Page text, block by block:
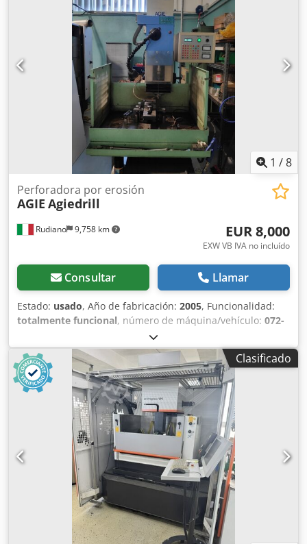
1 /8
Rudiano 9,758 km
Perforadora por erosión
AGIE Agiedrill
EUR 8,000
EXW VB IVA no incluído
Consultar Llamar
Estado: usado, Año de fabricación: 2005, Funcionalidad:
totalmente funcional, número de máquina/vehículo: 072-
300 kg
mm, recorrido del eje Y:200 mm, recorrido del eje Z:300
mm, altura total:1,940 mm , longitud total:1,340 mm,
ancho total:900 mm, tipo de corriente de entrada:
trifásico
, peso total:910 kg, longitud de la mesa:
altura de la mesa:300 mm, tensión de entrada:
capacidad del depósito:
20 l, frecuencia de entrada:
corriente de entrada:30 A, Equipamiento:documentación
/ manual
, Incluye accesorios: juego de pinzas de 1 mm
hasta 4 mm. Cjdpfxozr D Dnj Angoha
Clasificado